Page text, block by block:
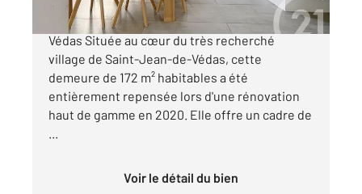
Maison d'exception de 172 m² Saint-Jean-de-
Védas Située au cœur du très recherché
village de Saint-Jean-de-Védas, cette
demeure de 172 m² habitables a été
entièrement repensée lors d'une rénovation
haut de gamme en 2020. Elle offre un cadre de
...
Voir le détail du bien